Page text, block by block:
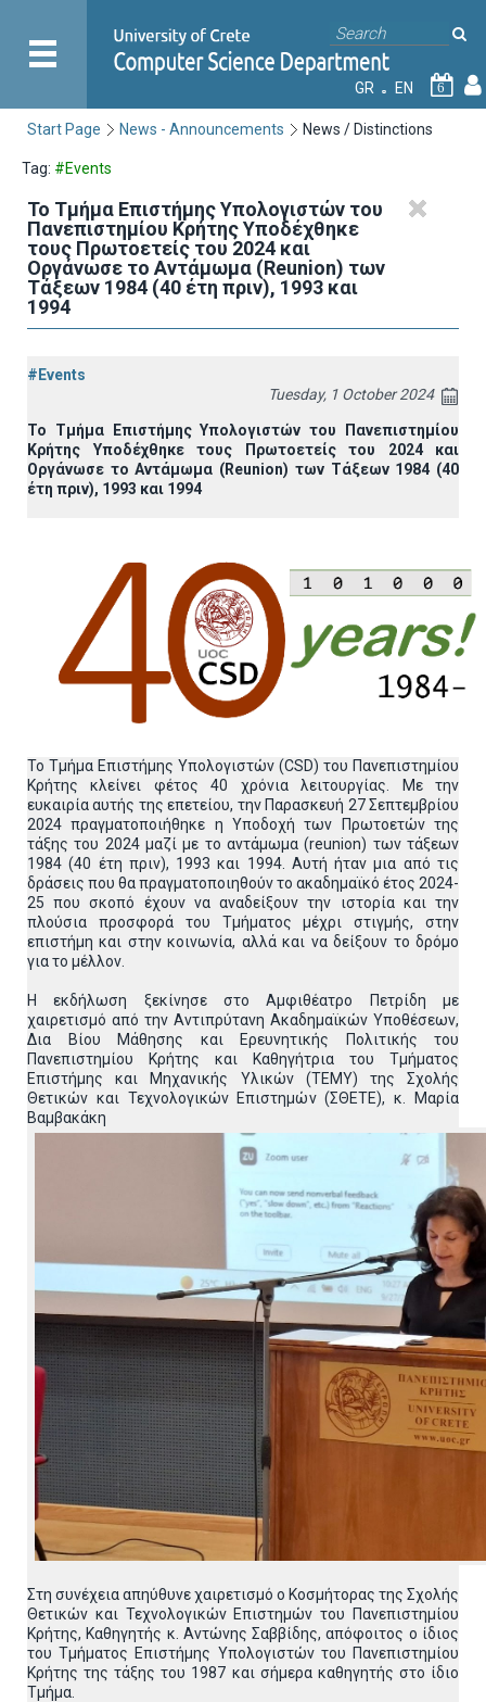
GR EN 6
Start Page News - Announcements News / Distinctions
Tag: #Events
Το Τμήμα Επιστήμης Υπολογιστών του
Πανεπιστημίου Κρήτης Υποδέχθηκε
τους Πρωτοετείς του 2024 και
Οργάνωσε το Αντάμωμα (Reunion) των
Τάξεων 1984 (40 έτη πριν), 1993 και
1994
#Events
Tuesday, 1 October 2024
Το Τμήμα Επιστήμης Υπολογιστών του Πανεπιστημίου
Κρήτης Υποδέχθηκε τους Πρωτοετείς του 2024 και
Οργάνωσε το Αντάμωμα (Reunion) των Τάξεων 1984 (40
έτη πριν), 1993 και 1994
Το Τμήμα Επιστήμης Υπολογιστών (CSD) του Πανεπιστημίου
Κρήτης κλείνει φέτος 40 χρόνια λειτουργίας. Με την
ευκαιρία αυτής της επετείου, την Παρασκευή 27 Σεπτεμβρίου
2024 πραγματοποιήθηκε η Υποδοχή των Πρωτοετών της
τάξης του 2024 μαζί με το αντάμωμα (reunion) των τάξεων
1984 (40 έτη πριν), 1993 και 1994. Αυτή ήταν μια από τις
δράσεις που θα πραγματοποιηθούν το ακαδημαϊκό έτος 2024-
25 που σκοπό έχουν να αναδείξουν την ιστορία και την
πλούσια προσφορά του Τμήματος μέχρι στιγμής, στην
επιστήμη και στην κοινωνία, αλλά και να δείξουν το δρόμο
για το μέλλον.
Η εκδήλωση ξεκίνησε στο Αμφιθέατρο Πετρίδη με
χαιρετισμό από την Αντιπρύτανη Ακαδημαϊκών Υποθέσεων,
Δια Βίου Μάθησης και Ερευνητικής Πολιτικής του
Πανεπιστημίου Κρήτης και Καθηγήτρια του Τμήματος
Επιστήμης και Μηχανικής Υλικών (ΤΕΜΥ) της Σχολής
Θετικών και Τεχνολογικών Επιστημών (ΣΘΕΤΕ), κ. Μαρία
Βαμβακάκη
Στη συνέχεια απηύθυνε χαιρετισμό ο Κοσμήτορας της Σχολής
Θετικών και Τεχνολογικών Επιστημών του Πανεπιστημίου
Κρήτης, Καθηγητής κ. Αντώνης Σαββίδης, απόφοιτος ο ίδιος
του Τμήματος Επιστήμης Υπολογιστών του Πανεπιστημίου
Κρήτης της τάξης του 1987 και σήμερα καθηγητής στο ίδιο
Τμήμα.